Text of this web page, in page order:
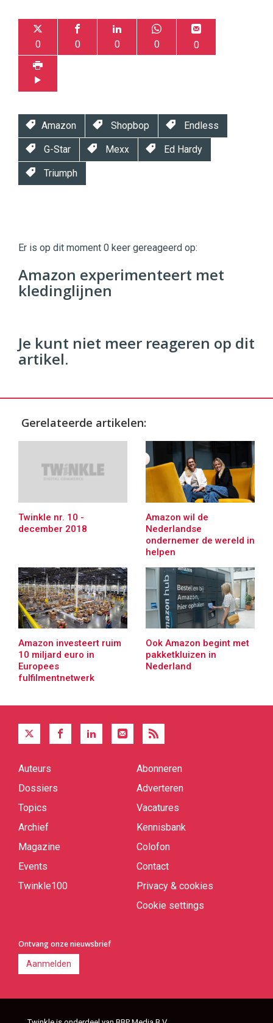
0 0 0 0 0
Amazon Shopbop Endless
G-Star Mexx Ed Hardy
Triumph
|
Digital
Commerce https://twinklemagazine.nl
9654
Er is op dit moment 0 keer gereageerd op:
Amazon experimenteert met
kledinglijnen
Je kunt niet meer reageren op dit
artikel.
Gerelateerde artikelen:
Twinkle nr. 10 -
december 2018
Amazon wil de
Nederlandse
ondernemer de wereld in
helpen
Amazon investeert ruim
10 miljard euro in
Europees
fulfilmentnetwerk
Ook Amazon begint met
pakketkluizen in
Nederland
Quick
Auteurs
Dossiers
Topics
Archief
Magazine
Events
Twinkle100
Abonneren
Adverteren
Vacatures
Kennisbank
Colofon
Contact
Privacy & cookies
Cookie settings
Ontvang onze nieuwsbrief
Aanmelden